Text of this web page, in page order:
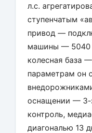
л.с.
ступенчатым
привод —
машины — 5040
колесная база
параметрам он
оснащении — 3-
контроль,
диагональю 13